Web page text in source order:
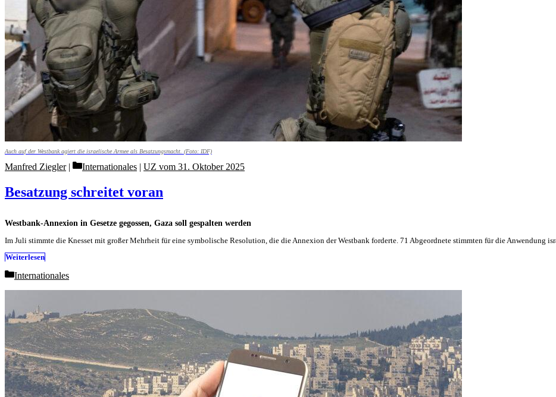
Auch auf der Westbank agiert die israelische Armee als Besatzungsmacht. (Foto: IDF)
Westbank-Annexion in Gesetze gegossen, Gaza soll gespalten werden
Besatzung schreitet voran
Manfred Ziegler Categories
Internationales | UZ vom 31. Oktober 2025
Im Juli stimmte die Knesset mit großer Mehrheit für eine symbolische Resolution, die die Annexion der Westbank forderte. 71 Abgeordnete stimmten für die Anwendung
Weiterlesen
Categories
Internationales